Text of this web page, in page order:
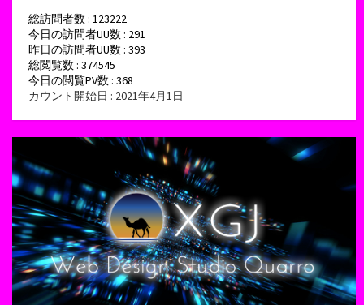
総訪問者数 : 123222
今日の訪問者UU数 : 291
昨日の訪問者UU数 : 393
総閲覧数 : 374545
今日の閲覧PV数 : 368
カウント開始日 : 2021年4月1日